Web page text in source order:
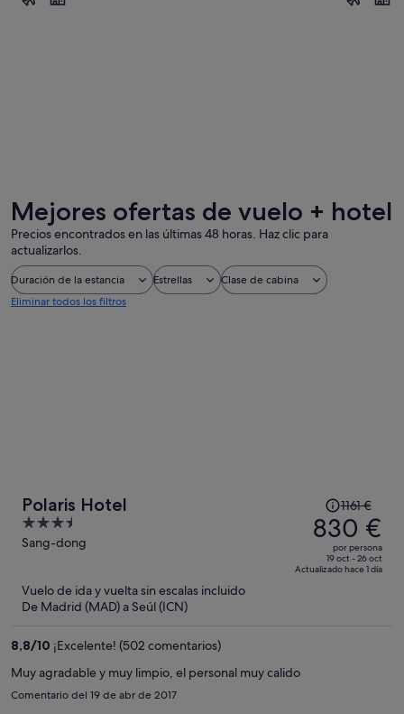
Mejores ofertas de vuelo + hotel
Precios encontrados en las últimas 48 horas. Haz clic para
actualizarlos.
Duración de la estancia Estrellas
Clase de cabina
Eliminar todos los filtros
Polaris Hotel
3.5
out
5
Sang-dong
precio
era
de
1161 €,
1161 €
830 €
por persona
19 oct - 26 oct
Actualizado hace 1 día
Vuelo de ida y vuelta sin escalas incluido
De Madrid (MAD) a Seúl (ICN)
8,8/10 ¡Excelente! (502 comentarios)
Muy agradable y muy limpio, el personal muy calido
Comentario del 19 de abr de 2017